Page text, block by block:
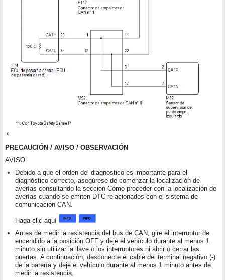
PRECAUCIÓN / AVISO / OBSERVACIÓN
AVISO:
Debido a que el orden del diagnóstico es importante para el
diagnóstico correcto, asegúrese de comenzar la localización de
averías consultando la sección Cómo proceder con la localización de
averías cuando se emiten DTC relacionados con el sistema de
comunicación CAN.
Haga clic aquí
Antes de medir la resistencia del bus de CAN, gire el interruptor de
encendido a la posición OFF y deje el vehículo durante al menos 1
minuto sin utilizar la llave o los interruptores ni abrir o cerrar las
puertas. A continuación, desconecte el cable del terminal negativo (-)
de la batería y deje el vehículo durante al menos 1 minuto antes de
medir la resistencia.